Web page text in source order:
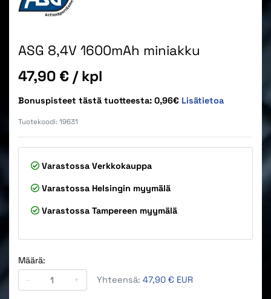
ASG 8,4V 1600mAh miniakku
Hinta
47,90 € / kpl
Bonuspisteet tästä tuotteesta: 0,96€ Lisätietoa
Tuotekoodi: 19631
Varastossa Verkkokauppa
Varastossa Helsingin myymälä
Varastossa Tampereen myymälä
Määrä:
-
+ Yhteensä: 47,90 € EUR